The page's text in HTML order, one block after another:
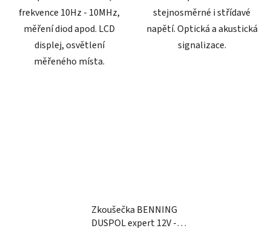
frekvence 10Hz - 10MHz,
měření diod apod. LCD
displej, osvětlení
měřeného místa.
stejnosměrné i střídavé
napětí. Optická a akustická
signalizace.
Zkoušečka BENNING
DUSPOL expert 12V -